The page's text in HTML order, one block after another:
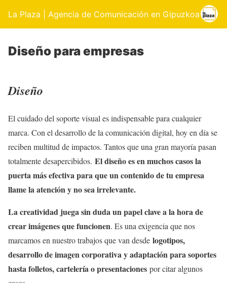
La Plaza | Agencia de Comunicación en Gipuzkoa
Diseño para empresas
Diseño
El cuidado del soporte visual es indispensable para cualquier
marca. Con el desarrollo de la comunicación digital, hoy en día se
reciben multitud de impactos. Tantos que una gran mayoría pasan
totalmente desapercibidos. El diseño es en muchos casos la
puerta más efectiva para que un contenido de tu empresa
llame la atención y no sea irrelevante.
La creatividad juega sin duda un papel clave a la hora de
crear imágenes que funcionen. Es una exigencia que nos
marcamos en nuestro trabajos que van desde logotipos,
desarrollo de imagen corporativa y adaptación para soportes
hasta folletos, cartelería o presentaciones por citar algunos